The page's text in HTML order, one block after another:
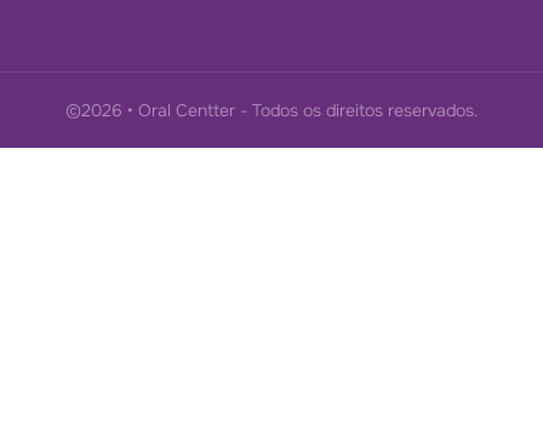
©2026 • Oral Centter - Todos os direitos reservados.